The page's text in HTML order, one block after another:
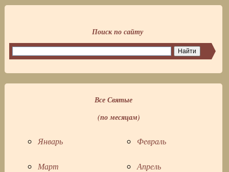
Все Святые
(по месяцам)
Январь Февраль
Март Апрель
Поиск по сайту